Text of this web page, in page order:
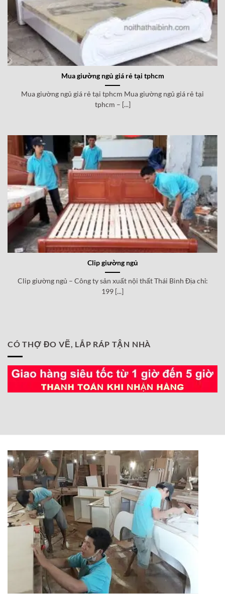
Mua giường ngủ giá rẻ tại tphcm
Mua giường ngủ giá rẻ tại tphcm Mua giường ngủ giá rẻ tại
tphcm – [...]
Clip giường ngủ
Clip giường ngủ – Công ty sản xuất nội thất Thái Bình Địa chỉ:
199 [...]
CÓ THỢ ĐO VẼ, LẮP RÁP TẬN NHÀ